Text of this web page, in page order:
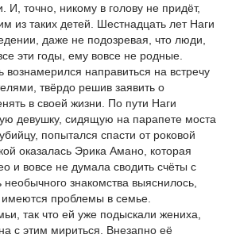
И, точно, никому в голову не придёт,
из таких детей. Шестнадцать лет Наги
даже не подозревая, что люди,
эти годы, ему вовсе не родные.
вознамерился направиться на встречу
твёрдо решив заявить о
в своей жизни. По пути Наги
девушку, сидящую на парапете моста
попытался спасти от роковой
оказалась Эрика Амано, которая
и вовсе не думала сводить счёты с
знакомства выяснилось,
имеются проблемы в семье.
так что ей уже подыскали жениха,
с этим мириться. Внезапно её